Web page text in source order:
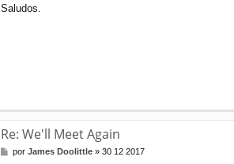
a
Saludos.
Re: We'll Meet Again
M
porJames Doolittle »30 12 2017